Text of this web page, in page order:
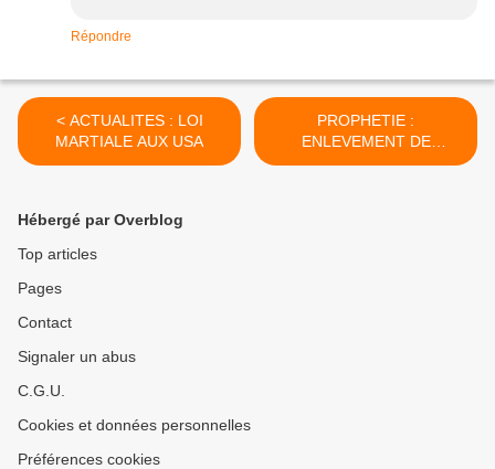
Répondre
< ACTUALITES : LOI
MARTIALE AUX USA
PROPHETIE :
ENLEVEMENT DE
L'EGLISE (1) PAR D.
Hébergé par Overblog
Top articles
Pages
Contact
Signaler un abus
C.G.U.
Cookies et données personnelles
Préférences cookies